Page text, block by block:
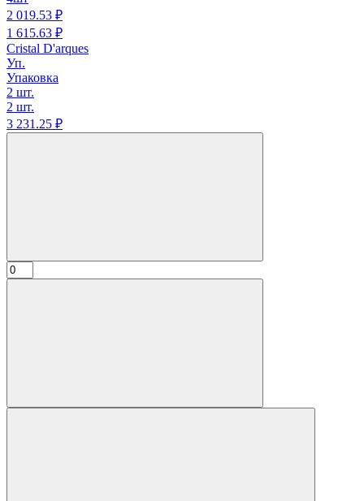
2 019.53 ₽
1 615.63 ₽
Cristal D'arques
Уп.
Упаковка
2 шт.
2 шт.
3 231.25 ₽